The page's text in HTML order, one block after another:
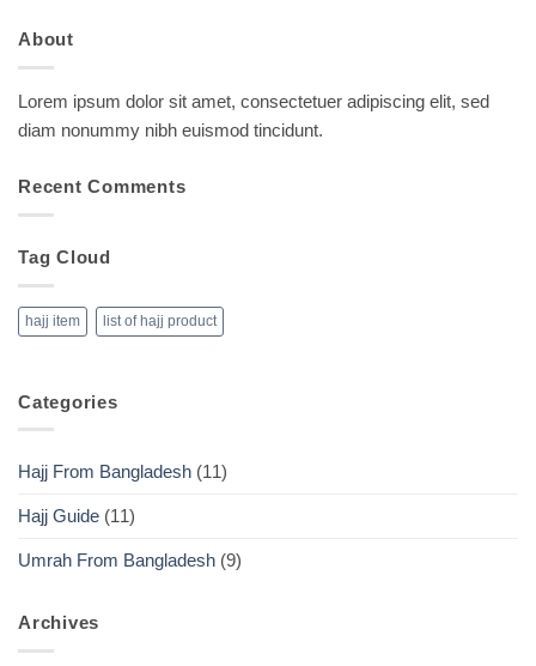
About
Lorem ipsum dolor sit amet, consectetuer adipiscing elit, sed
diam nonummy nibh euismod tincidunt.
Recent Comments
Tag Cloud
hajj item list of hajj product
Categories
Hajj From Bangladesh (11)
Hajj Guide (11)
Umrah From Bangladesh (9)
Archives